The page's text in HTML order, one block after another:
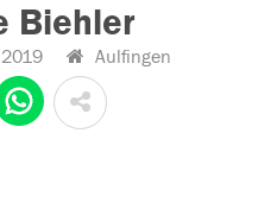
Biehler
Aulfingen